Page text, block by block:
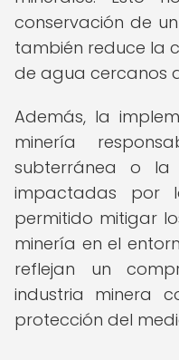
conservación de
también reduce la
de agua cercanos
Además, la
minería
subterránea o la
impactadas por
permitido mitigar
minería en el
reflejan un
industria minera
protección del